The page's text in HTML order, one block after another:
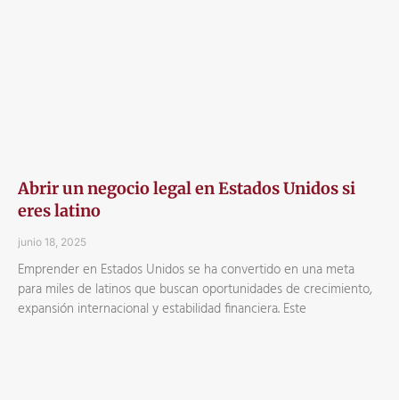
Abrir un negocio legal en Estados Unidos si
eres latino
junio 18, 2025
Emprender en Estados Unidos se ha convertido en una meta
para miles de latinos que buscan oportunidades de crecimiento,
expansión internacional y estabilidad financiera. Este